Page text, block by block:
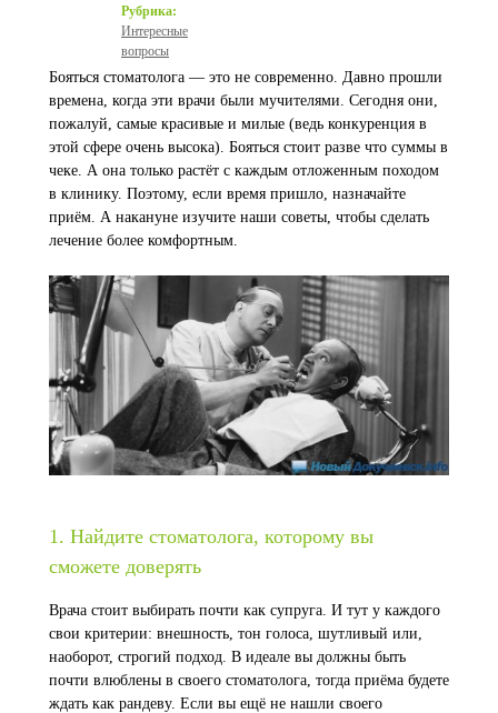
Рубрика:
Интересные
вопросы
Бояться стоматолога — это не современно. Давно прошли
времена, когда эти врачи были мучителями. Сегодня они,
пожалуй, самые красивые и милые (ведь конкуренция в
этой сфере очень высока). Бояться стоит разве что суммы в
чеке. А она только растёт с каждым отложенным походом
в клинику. Поэтому, если время пришло, назначайте
приём. А накануне изучите наши советы, чтобы сделать
лечение более комфортным.
1. Найдите стоматолога, которому вы
сможете доверять
Врача стоит выбирать почти как супруга. И тут у каждого
свои критерии: внешность, тон голоса, шутливый или,
наоборот, строгий подход. В идеале вы должны быть
почти влюблены в своего стоматолога, тогда приёма будете
ждать как рандеву. Если вы ещё не нашли своего